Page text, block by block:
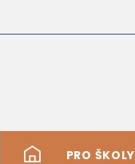
# PRO ŠKOLY